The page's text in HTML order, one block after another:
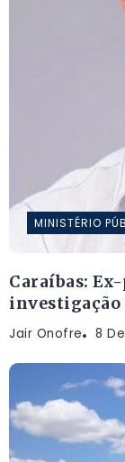
MINISTÉRIO
Caraíbas:
investigação
Jair Onofre 8